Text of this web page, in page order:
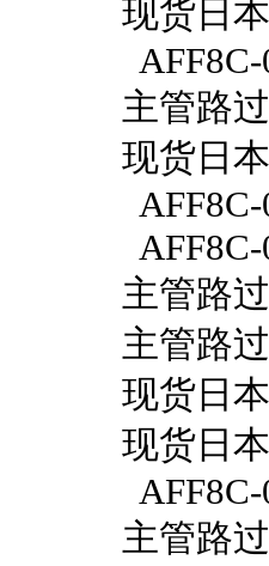
现货日
主管路
现货日
主管路
主管路
现货日
现货日
主管路